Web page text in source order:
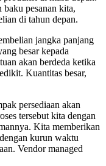
pesanan kita,
di tahun depan.
jangka panjang
besar kepada
akan berdeda ketika
Kuantitas besar,
persediaan akan
tersebut kita dengan
Kita memberikan
kurun waktu
Vendor managed